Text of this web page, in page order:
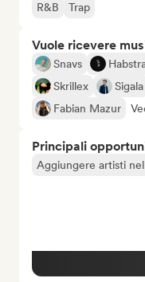
R&B Trap
Vuole ricevere
Snavs
Skrillex
Sigala
Fabian Mazur
Principali
Aggiungere artisti